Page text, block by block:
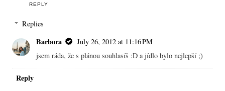
REPLY
Replies
Barbora
July 26, 2012 at 11:16 PM
jsem ráda, že s plánou souhlasíš :D a jídlo bylo nejlepší ;)
Reply